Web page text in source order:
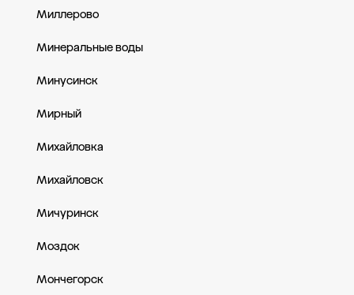
Миллерово
Минеральные воды
Минусинск
Мирный
Михайловка
Михайловск
Мичуринск
Моздок
Мончегорск